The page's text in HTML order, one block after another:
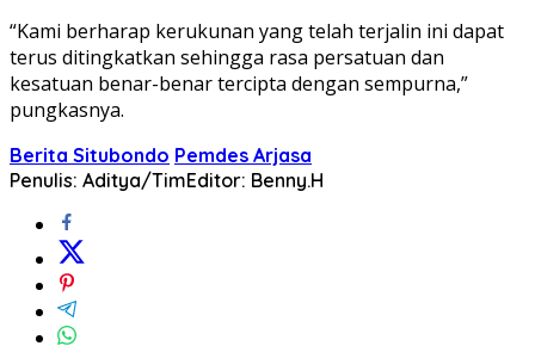
“Kami berharap kerukunan yang telah terjalin ini dapat
terus ditingkatkan sehingga rasa persatuan dan
kesatuan benar-benar tercipta dengan sempurna,”
pungkasnya.
Berita Situbondo Pemdes Arjasa
Penulis: Aditya/TimEditor: Benny.H